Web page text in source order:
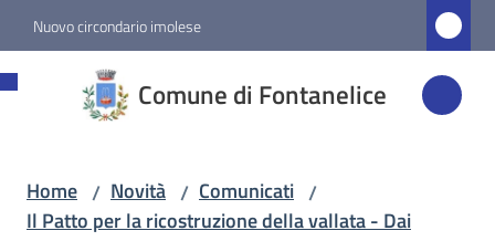
Vai al contenuto
Vai alla navigazione
Vai al footer
Nuovo circondario imolese
Comune di Fontanelice
Fontanelice
Amministrazione
Home / Novità / Comunicati /
Il Patto per la ricostruzione della vallata - Dai